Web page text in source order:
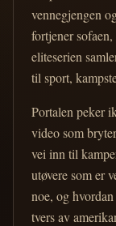
vennegjengen
fortjener
eliteserien
til sport,
Portalen peker
video som
vei inn til
utøvere som er
noe, og
tvers av